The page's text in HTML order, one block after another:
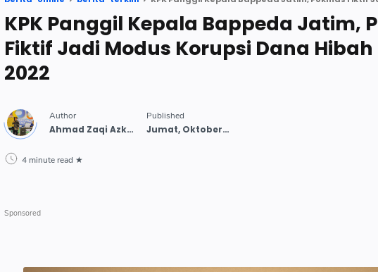
KPK Panggil Kepala Bappeda Jatim,
Fiktif Jadi Modus Korupsi Dana
2022
4 minute read